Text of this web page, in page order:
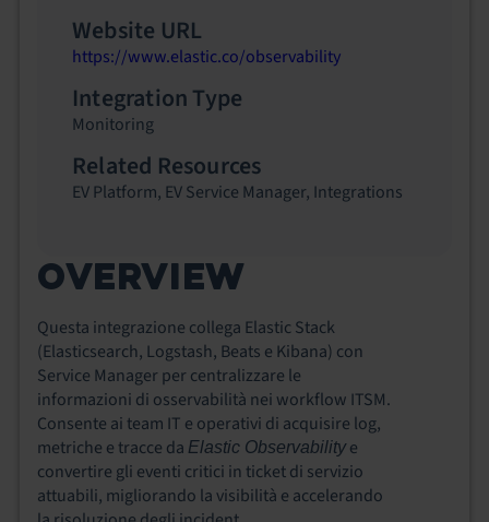
OVERVIEW
Questa integrazione collega Elastic Stack
(Elasticsearch, Logstash, Beats e Kibana) con
Service Manager per centralizzare le
informazioni di osservabilità nei workflow ITSM.
Consente ai team IT e operativi di acquisire log,
metriche e tracce da Elastic Observabilitye
convertire gli eventi critici in ticket di servizio
attuabili, migliorando la visibilità e accelerando
Website URL
https://www.elastic.co/observability
Integration Type
Monitoring
Related Resources
EV Platform, EV Service Manager, Integrations